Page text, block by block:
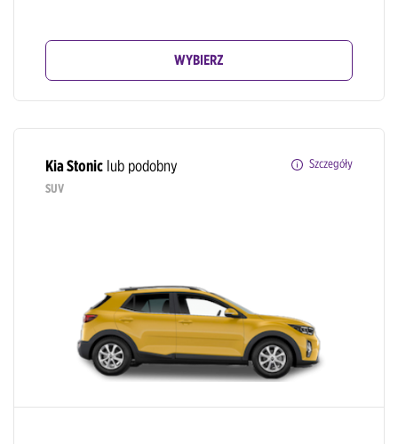
WYBIERZ
Kia Stonic lub podobny
Szczegóły
SUV